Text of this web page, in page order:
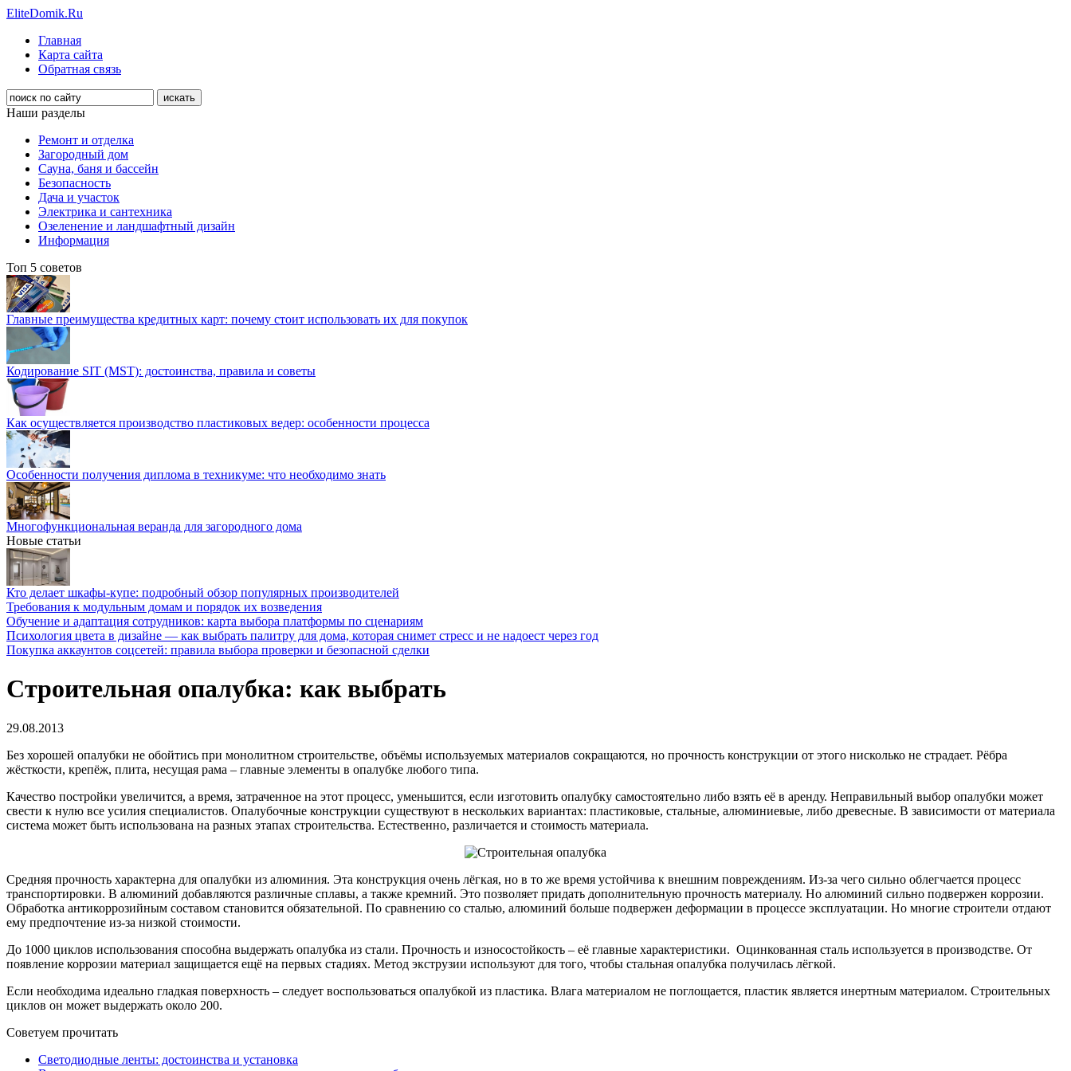
EliteDomik.Ru
Главная
Карта сайта
Обратная связь
Наши разделы
Ремонт и отделка
Загородный дом
Сауна, баня и бассейн
Безопасность
Дача и участок
Электрика и сантехника
Озеленение и ландшафтный дизайн
Информация
Топ 5 советов
Главные преимущества кредитных карт: почему стоит использовать их для покупок
Кодирование SIT (MST): достоинства, правила и советы
Как осуществляется производство пластиковых ведер: особенности процесса
Особенности получения диплома в техникуме: что необходимо знать
Многофункциональная веранда для загородного дома
Новые статьи
Кто делает шкафы-купе: подробный обзор популярных производителей
Требования к модульным домам и порядок их возведения
Обучение и адаптация сотрудников: карта выбора платформы по сценариям
Психология цвета в дизайне — как выбрать палитру для дома, которая снимет стресс и не надоест через год
Покупка аккаунтов соцсетей: правила выбора проверки и безопасной сделки
Строительная опалубка: как выбрать
29.08.2013
Без хорошей опалубки не обойтись при монолитном строительстве, объёмы используемых материалов сокращаются, но прочность конструкции от этого нисколько не страдает. Рёбра
жёсткости, крепёж, плита, несущая рама – главные элементы в опалубке любого типа.
Качество постройки увеличится, а время, затраченное на этот процесс, уменьшится, если изготовить опалубку самостоятельно либо взять её в аренду. Неправильный выбор опалубки может
свести к нулю все усилия специалистов. Опалубочные конструкции существуют в нескольких вариантах: пластиковые, стальные, алюминиевые, либо древесные. В зависимости от материала
система может быть использована на разных этапах строительства. Естественно, различается и стоимость материала.
Средняя прочность характерна для опалубки из алюминия. Эта конструкция очень лёгкая, но в то же время устойчива к внешним повреждениям. Из-за чего сильно облегчается процесс
транспортировки. В алюминий добавляются различные сплавы, а также кремний. Это позволяет придать дополнительную прочность материалу. Но алюминий сильно подвержен коррозии.
Обработка антикоррозийным составом становится обязательной. По сравнению со сталью, алюминий больше подвержен деформации в процессе эксплуатации. Но многие строители отдают
ему предпочтение из-за низкой стоимости.
До 1000 циклов использования способна выдержать опалубка из стали. Прочность и износостойкость – её главные характеристики. Оцинкованная сталь используется в производстве. От
появление коррозии материал защищается ещё на первых стадиях. Метод экструзии используют для того, чтобы стальная опалубка получилась лёгкой.
Если необходима идеально гладкая поверхность – следует воспользоваться опалубкой из пластика. Влага материалом не поглощается, пластик является инертным материалом. Строительных
циклов он может выдержать около 200.
Советуем прочитать
Светодиодные ленты: достоинства и установка